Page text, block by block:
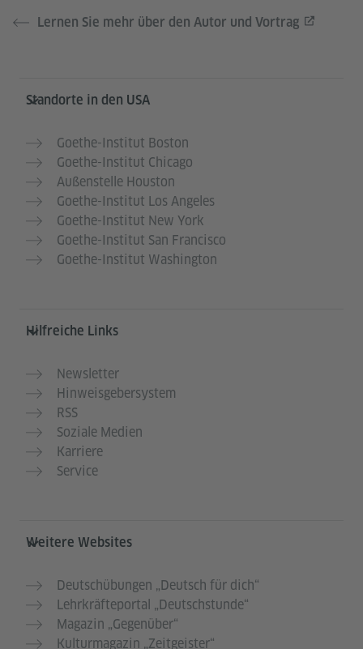
Lernen Sie mehr über den Autor und Vortrag
Service- und Informationsbereich
Standorte in den USA
Goethe-Institut Boston
Goethe-Institut Chicago
Außenstelle Houston
Goethe-Institut Los Angeles
Goethe-Institut New York
Goethe-Institut San Francisco
Goethe-Institut Washington
Hilfreiche Links
Newsletter
Hinweisgebersystem
RSS
Soziale Medien
Karriere
Service
Weitere Websites
Deutschübungen „Deutsch für dich“
Lehrkräfteportal „Deutschstunde“
Magazin „Gegenüber“
Kulturmagazin „Zeitgeister“